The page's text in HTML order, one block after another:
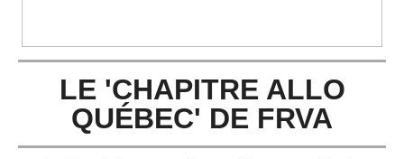
LE 'CHAPITRE ALLO
QUÉBEC' DE FRVA